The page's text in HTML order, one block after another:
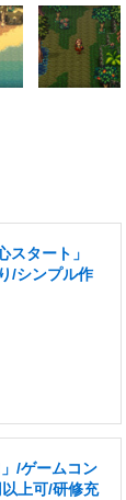
スタート」
/シンプル作
/ゲームコン
上可/研修充